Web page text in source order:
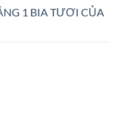
1 BIA TƯƠI CỦA